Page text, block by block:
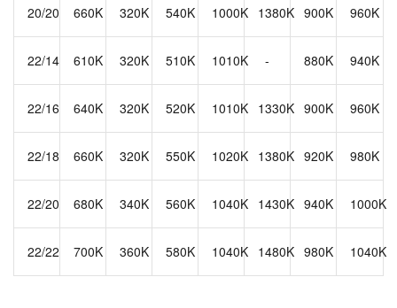
20/20 660K 320K 540K 1000K 1380K 900K 960K
22/14 610K 320K 510K 1010K - 880K 940K
22/16 640K 320K 520K 1010K 1330K 900K 960K
22/18 660K 320K 550K 1020K 1380K 920K 980K
22/20 680K 340K 560K 1040K 1430K 940K 1000K
22/22 700K 360K 580K 1040K 1480K 980K 1040K